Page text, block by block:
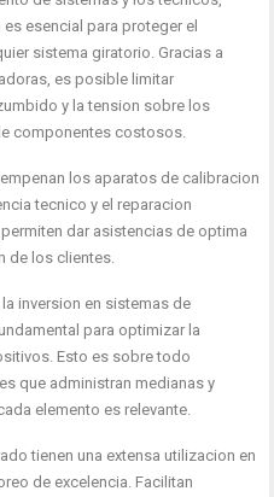
esencial para proteger el
sistema giratorio. Gracias a
es posible limitar
y la tension sobre los
componentes costosos.
los aparatos de calibracion
tecnico y el reparacion
dar asistencias de optima
de los clientes.
inversion en sistemas de
para optimizar la
Esto es sobre todo
que administran medianas y
elemento es relevante.
tienen una extensa utilizacion en
de excelencia. Facilitan